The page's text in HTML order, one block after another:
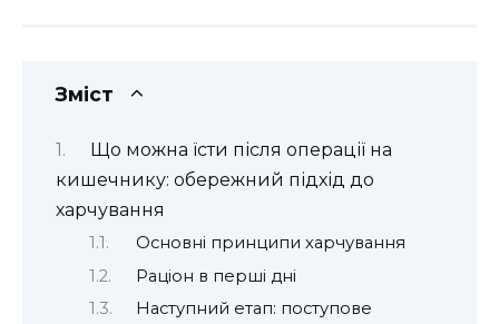
Зміст
Що можна їсти після операції на
кишечнику: обережний підхід до
харчування
Основні принципи харчування
Раціон в перші дні
Наступний етап: поступове